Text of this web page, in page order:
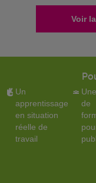
Voir
Un
apprentissage
en situation
réelle de
travail
de